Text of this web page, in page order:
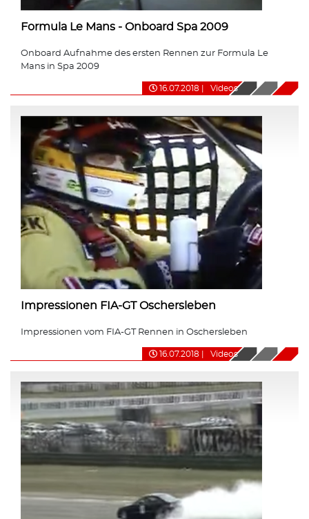
Formula Le Mans - Onboard Spa 2009
Onboard Aufnahme des ersten Rennen zur Formula Le
Mans in Spa 2009
16.07.2018 Videos
Impressionen FIA-GT Oschersleben
Impressionen vom FIA-GT Rennen in Oschersleben
16.07.2018 Videos